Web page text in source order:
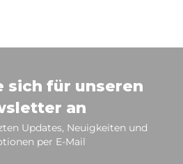
sich für unseren
an
Updates, Neuigkeiten und
per E-Mail